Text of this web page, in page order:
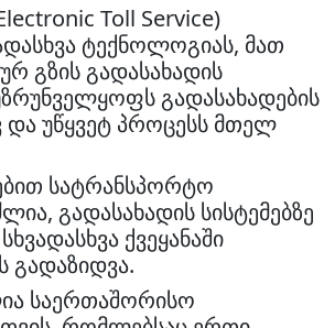
Toll Service)
ტექნოლოგიას, მათ
გზის გადასახადის
გადასახადების
და უწყვეტ პროცესს მთელ
სატრანსპორტო
გადასახადის სისტემებზე
ქვეყანაში
გადაზიდვა.
საერთაშორისო